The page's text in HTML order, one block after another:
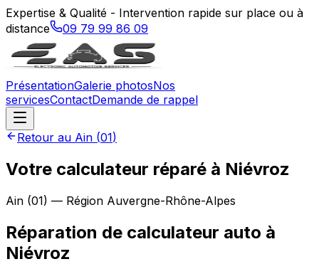
Expertise & Qualité - Intervention rapide sur place ou à
distance
09 79 99 86 09
PrésentationGalerie photosNos
servicesContactDemande de rappel
Retour au Ain (01)
Votre calculateur réparé à Niévroz
Ain (01) — Région Auvergne-Rhône-Alpes
Réparation de calculateur auto à
Niévroz